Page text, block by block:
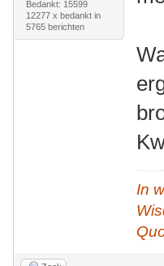
Bedankt: 15599
12277 x bedankt in
5765 berichten
In